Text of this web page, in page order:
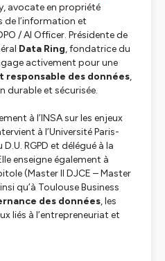
avocate en propriété
de l’information et
/ AI Officer. Présidente de
Data Ring, fondatrice du
activement pour une
des données,
durable et sécurisée.
à l’INSA sur les enjeux
à l’Université Paris-
RGPD et délégué à la
enseigne également à
(Master II DJCE – Master
qu’à Toulouse Business
des données, les
liés à l’entrepreneuriat et